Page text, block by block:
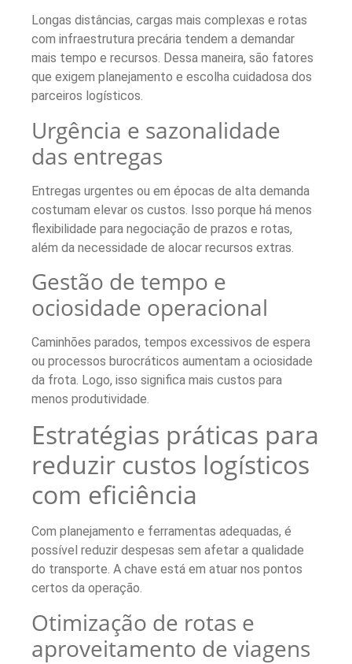
Longas distâncias, cargas mais complexas e rotas
com infraestrutura precária tendem a demandar
mais tempo e recursos. Dessa maneira, são fatores
que exigem planejamento e escolha cuidadosa dos
parceiros logísticos.
Urgência e sazonalidade
das entregas
Entregas urgentes ou em épocas de alta demanda
costumam elevar os custos. Isso porque há menos
flexibilidade para negociação de prazos e rotas,
além da necessidade de alocar recursos extras.
Gestão de tempo e
ociosidade operacional
Caminhões parados, tempos excessivos de espera
ou processos burocráticos aumentam a ociosidade
da frota. Logo, isso significa mais custos para
menos produtividade.
Estratégias práticas para
reduzir custos logísticos
com eficiência
Com planejamento e ferramentas adequadas, é
possível reduzir despesas sem afetar a qualidade
do transporte. A chave está em atuar nos pontos
certos da operação.
Otimização de rotas e
aproveitamento de viagens